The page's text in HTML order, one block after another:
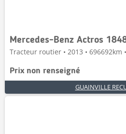
Mercedes-Benz Actros
Tracteur routier • 2013 • 696692km
Prix non renseigné
GUAINVILLE